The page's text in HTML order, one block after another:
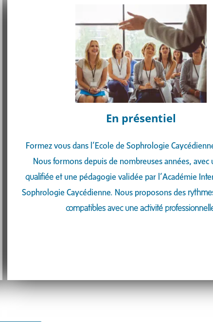
En présentiel
Formez vous dans l’Ecole de Sophrologie
Nous formons depuis de nombreuses années, avec
qualifiée et une pédagogie validée par l’Académie
Sophrologie Caycédienne. Nous proposons des
compatibles avec une activité